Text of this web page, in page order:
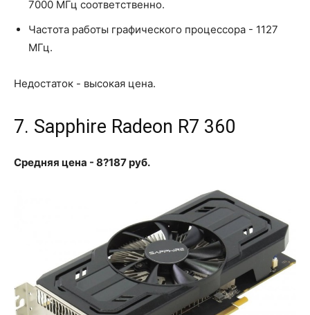
7000 МГц соответственно.
Частота работы графического процессора - 1127
МГц.
Недостаток - высокая цена.
7. Sapphire Radeon R7 360
Средняя цена - 8?187 руб.